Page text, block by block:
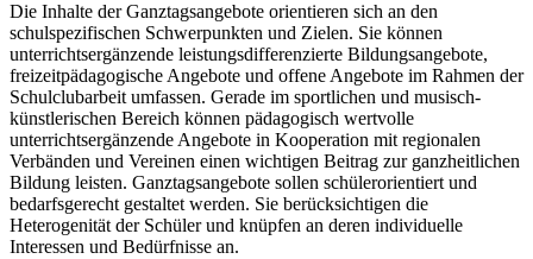
Die Inhalte der Ganztagsangebote orientieren sich an den
schulspezifischen Schwerpunkten und Zielen. Sie können
unterrichtsergänzende leistungsdifferenzierte Bildungsangebote,
freizeitpädagogische Angebote und offene Angebote im Rahmen der
Schulclubarbeit umfassen. Gerade im sportlichen und musisch-
künstlerischen Bereich können pädagogisch wertvolle
unterrichtsergänzende Angebote in Kooperation mit regionalen
Verbänden und Vereinen einen wichtigen Beitrag zur ganzheitlichen
Bildung leisten. Ganztagsangebote sollen schülerorientiert und
bedarfsgerecht gestaltet werden. Sie berücksichtigen die
Heterogenität der Schüler und knüpfen an deren individuelle
Interessen und Bedürfnisse an.